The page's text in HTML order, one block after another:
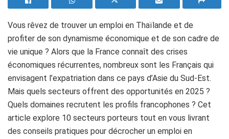
Vous rêvez de trouver un emploi en Thaïlande et de
profiter de son dynamisme économique et de son cadre de
vie unique ? Alors que la France connaît des crises
économiques récurrentes, nombreux sont les Français qui
envisagent l’expatriation dans ce pays d’Asie du Sud-Est.
Mais quels secteurs offrent des opportunités en 2025 ?
Quels domaines recrutent les profils francophones ? Cet
article explore 10 secteurs porteurs tout en vous livrant
des conseils pratiques pour décrocher un emploi en